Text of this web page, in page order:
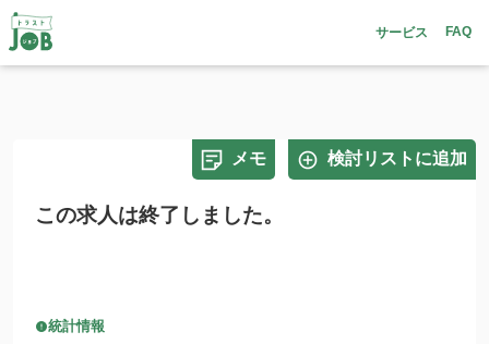
サービス FAQ
メモ 検討リストに追加
この求人は終了しました。
統計情報